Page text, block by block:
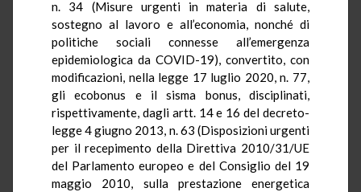
n. 34 (Misure urgenti in materia di salute,
sostegno al lavoro e all’economia, nonché di
politiche sociali connesse all’emergenza
epidemiologica da COVID-19), convertito, con
modificazioni, nella legge 17 luglio 2020, n. 77,
gli ecobonus e il sisma bonus, disciplinati,
rispettivamente, dagli artt. 14 e 16 del decreto-
legge 4 giugno 2013, n. 63 (Disposizioni urgenti
per il recepimento della Direttiva 2010/31/UE
del Parlamento europeo e del Consiglio del 19
maggio 2010, sulla prestazione energetica